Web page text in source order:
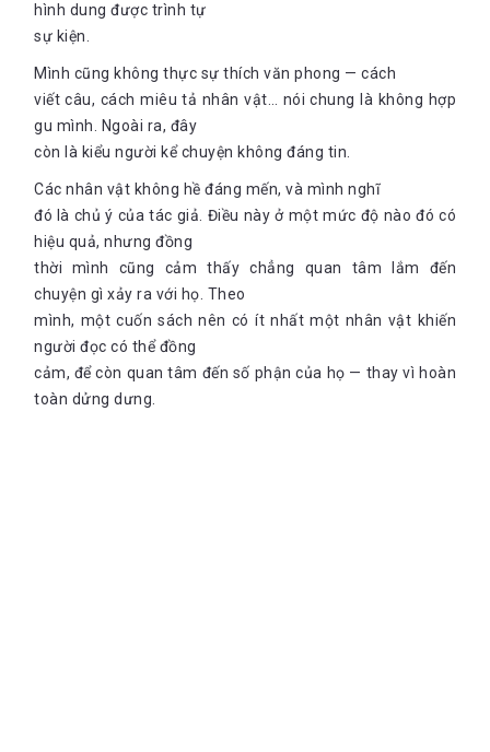
hình dung được trình tự
sự kiện.
Mình cũng không thực sự thích văn phong — cách
viết câu, cách miêu tả nhân vật… nói chung là không hợp
gu mình. Ngoài ra, đây
còn là kiểu người kể chuyện không đáng tin.
Các nhân vật không hề đáng mến, và mình nghĩ
đó là chủ ý của tác giả. Điều này ở một mức độ nào đó có
hiệu quả, nhưng đồng
thời mình cũng cảm thấy chẳng quan tâm lắm đến
chuyện gì xảy ra với họ. Theo
mình, một cuốn sách nên có ít nhất một nhân vật khiến
người đọc có thể đồng
cảm, để còn quan tâm đến số phận của họ — thay vì hoàn
toàn dửng dưng.